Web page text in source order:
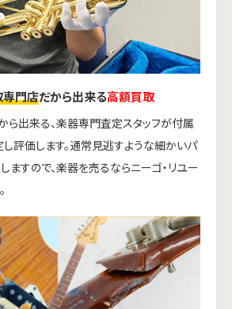
門店だから出来る高額買取
出来る、楽器専門査定スタッフが付属
評価します。通常見逃すような細かいパ
ますので、楽器を売るならニーゴ・リユー